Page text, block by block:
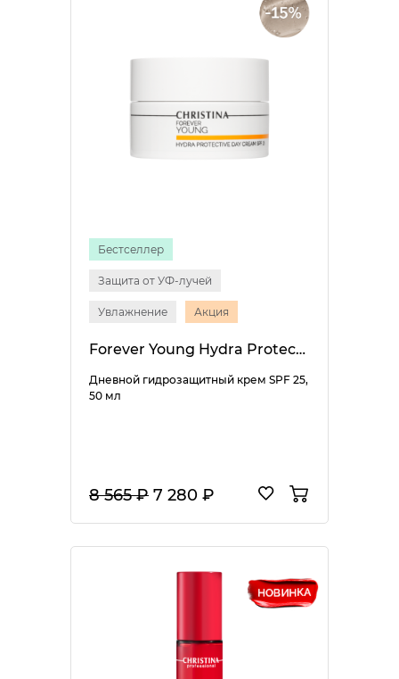
Бестселлер
Защита от УФ-лучей
Увлажнение Акция
Forever Young Hydra Protective Day Cream SPF 25
Дневной гидрозащитный крем SPF 25,
50 мл
8 565 ₽ 7 280 ₽